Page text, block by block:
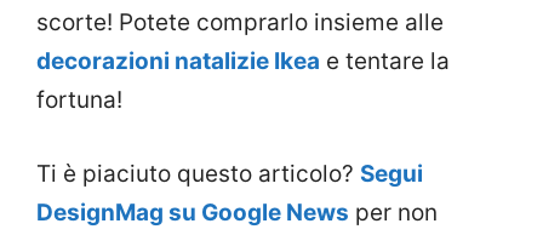
scorte! Potete comprarlo insieme alle
decorazioni natalizie Ikea e tentare la
fortuna!
Ti è piaciuto questo articolo? Segui
DesignMag su Google News per non